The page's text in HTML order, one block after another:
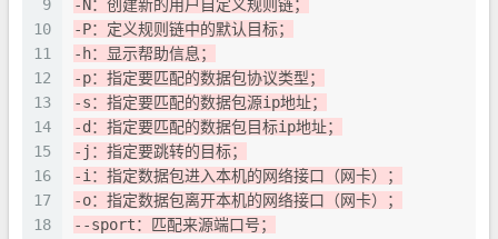
9
10
11
12
13
14
15
16
17
18
-N：创建新的用户自定义规则链；
-P：定义规则链中的默认目标；
-h：显示帮助信息；
-p：指定要匹配的数据包协议类型；
-s：指定要匹配的数据包源ip地址；
-d：指定要匹配的数据包目标ip地址；
-j：指定要跳转的目标；
-i：指定数据包进入本机的网络接口（网卡）；
-o：指定数据包离开本机的网络接口（网卡）；
--sport：匹配来源端口号；